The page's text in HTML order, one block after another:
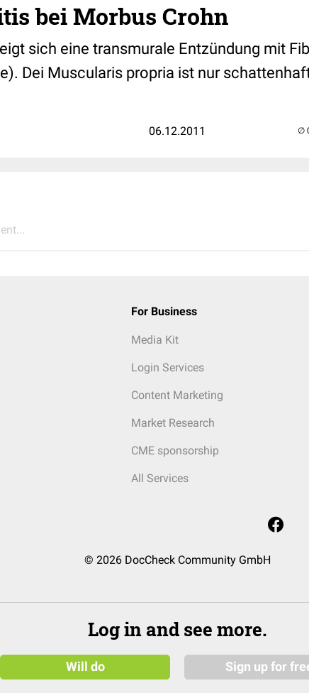
bei Morbus Crohn
sich eine transmurale Entzündung mit
Dei Muscularis propria ist nur
06.12.2011
For Business
Media Kit
Login Services
Content Marketing
Market Research
CME sponsorship
All Services
© 2026 DocCheck Community GmbH
Log in and see more.
Will do Sign up for